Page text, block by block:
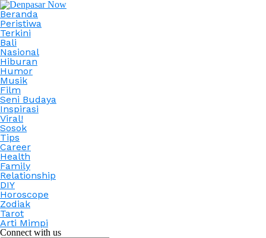
Beranda
Peristiwa
Terkini
Bali
Nasional
Hiburan
Humor
Musik
Film
Seni Budaya
Inspirasi
Viral!
Sosok
Tips
Career
Health
Family
Relationship
DIY
Horoscope
Zodiak
Tarot
Arti Mimpi
Connect with us